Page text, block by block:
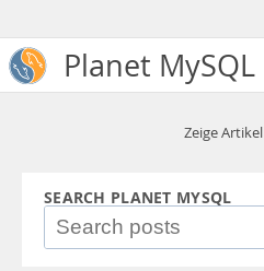
Planet MySQL
Zeige Artikel
SEARCH PLANET MYSQL